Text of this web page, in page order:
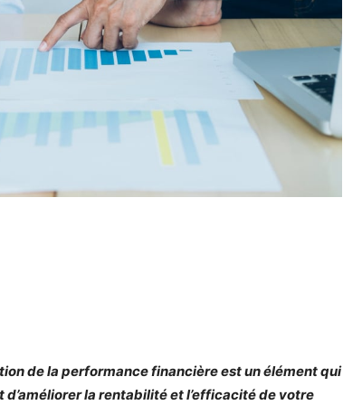
de la performance financière est un élément qui
d’améliorer la rentabilité et l’efficacité de votre